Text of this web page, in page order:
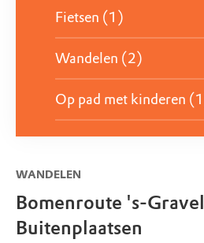
veldschuur kun je vergaderen.
Fietsen (1)
Wandelen (2)
Op pad met kinderen
WANDELEN
Bomenroute 's-
Buitenplaatsen